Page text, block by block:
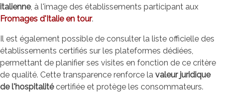
italienne, à l'image des établissements participant aux
Fromages d'Italie en tour.
Il est également possible de consulter la liste officielle des
établissements certifiés sur les plateformes dédiées,
permettant de planifier ses visites en fonction de ce critère
de qualité. Cette transparence renforce la valeur juridique
de l'hospitalitécertifiée et protège les consommateurs.